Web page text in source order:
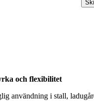
och flexibilitet
användning i stall,